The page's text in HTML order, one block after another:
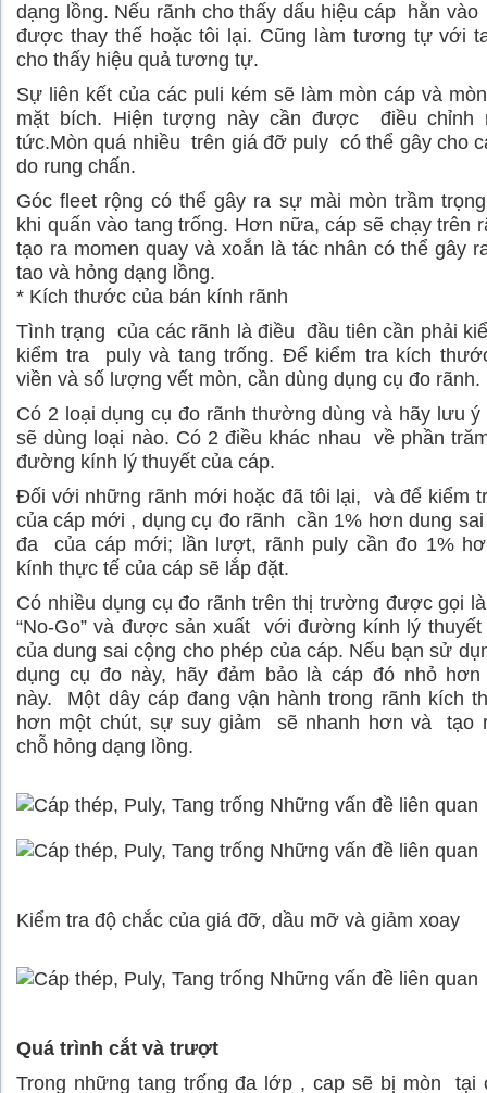
dạng lồng. Nếu rãnh cho thấy dấu hiệu cáp hằn
được thay thế hoặc tôi lại. Cũng làm tương tự với
cho thấy hiệu quả tương tự.
Sự liên kết của các puli kém sẽ làm mòn cáp và
mặt bích. Hiện tượng này cần được điều chỉnh
tức.Mòn quá nhiều trên giá đỡ puly có thể gây cho
do rung chấn.
Góc fleet rộng có thể gây ra sự mài mòn trầm
khi quấn vào tang trống. Hơn nữa, cáp sẽ chạy trên
tạo ra momen quay và xoắn là tác nhân có thể gây
tao và hỏng dạng lồng.
* Kích thước của bán kính rãnh
Tình trạng của các rãnh là điều đầu tiên cần phải
kiểm tra puly và tang trống. Để kiểm tra kích
viền và số lượng vết mòn, cần dùng dụng cụ đo rãnh.
Có 2 loại dụng cụ đo rãnh thường dùng và hãy lưu
sẽ dùng loại nào. Có 2 điều khác nhau về phần
đường kính lý thuyết của cáp.
Đối với những rãnh mới hoặc đã tôi lại, và để kiểm
của cáp mới , dụng cụ đo rãnh cần 1% hơn dung
đa của cáp mới; lần lượt, rãnh puly cần đo 1%
kính thực tế của cáp sẽ lắp đặt.
Có nhiều dụng cụ đo rãnh trên thị trường được gọi
“No-Go” và được sản xuất với đường kính lý thuyết
của dung sai cộng cho phép của cáp. Nếu bạn sử
dụng cụ đo này, hãy đảm bảo là cáp đó nhỏ hơn
này. Một dây cáp đang vận hành trong rãnh kích
hơn một chút, sự suy giảm sẽ nhanh hơn và tạo
chỗ hỏng dạng lồng.
Kiểm tra độ chắc của giá đỡ, dầu mỡ và giảm xoay
Quá trình cắt và trượt
Trong những tang trống đa lớp , cap sẽ bị mòn tại